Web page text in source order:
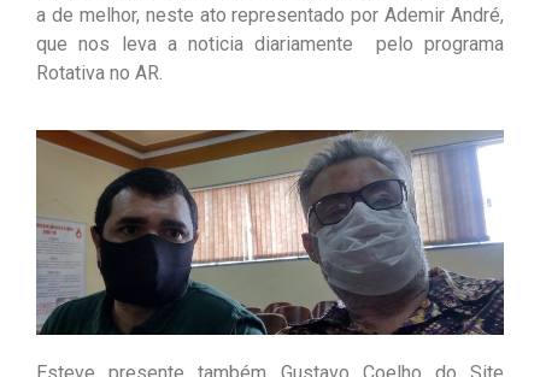
a de melhor, neste ato representado por Ademir André,
que nos leva a noticia diariamente pelo programa
Rotativa no AR.
Esteve presente também Gustavo Coelho do Site